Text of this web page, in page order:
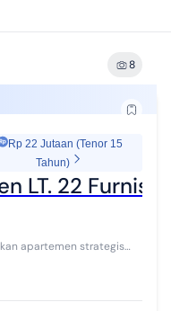
8
Rp 22 Jutaan (Tenor 15
Tahun)
LT. 22
apartemen strategis
Apartemen